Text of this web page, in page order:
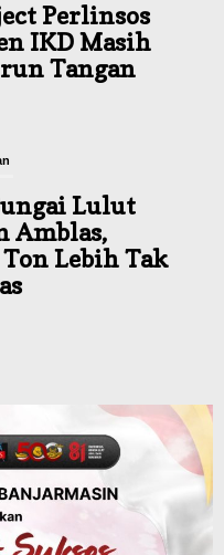
Perlinsos
IKD Masih
Tangan
Lulut
Amblas,
Lebih Tak
Panjat Tebing,
Sirkuit se-